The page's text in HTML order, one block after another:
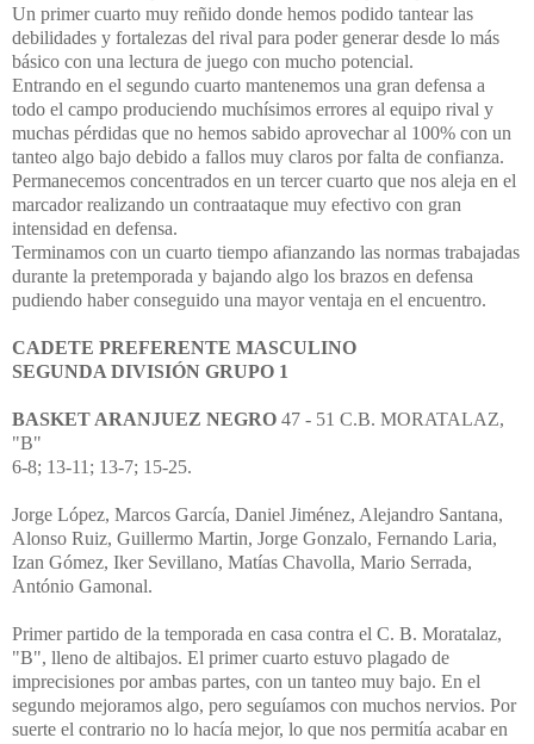
Un primer cuarto muy reñido donde hemos podido tantear las
debilidades y fortalezas del rival para poder generar desde lo más
básico con una lectura de juego con mucho potencial.
Entrando en el segundo cuarto mantenemos una gran defensa a
todo el campo produciendo muchísimos errores al equipo rival y
muchas pérdidas que no hemos sabido aprovechar al 100% con un
tanteo algo bajo debido a fallos muy claros por falta de confianza.
Permanecemos concentrados en un tercer cuarto que nos aleja en el
marcador realizando un contraataque muy efectivo con gran
intensidad en defensa.
Terminamos con un cuarto tiempo afianzando las normas trabajadas
durante la pretemporada y bajando algo los brazos en defensa
pudiendo haber conseguido una mayor ventaja en el encuentro.
CADETE PREFERENTE MASCULINO
SEGUNDA DIVISIÓN GRUPO 1
BASKET ARANJUEZ NEGRO 47 - 51 C.B. MORATALAZ,
"B"
6-8; 13-11; 13-7; 15-25.
Jorge López, Marcos García, Daniel Jiménez, Alejandro Santana,
Alonso Ruiz, Guillermo Martin, Jorge Gonzalo, Fernando Laria,
Izan Gómez, Iker Sevillano, Matías Chavolla, Mario Serrada,
António Gamonal.
Primer partido de la temporada en casa contra el C. B. Moratalaz,
"B", lleno de altibajos. El primer cuarto estuvo plagado de
imprecisiones por ambas partes, con un tanteo muy bajo. En el
segundo mejoramos algo, pero seguíamos con muchos nervios. Por
suerte el contrario no lo hacía mejor, lo que nos permitía acabar en